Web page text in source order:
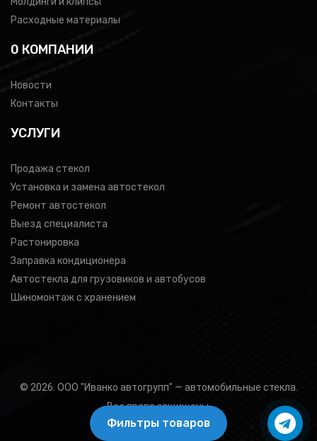
Подбор товара
Фильтры товаров
Расходные материалы
0 КОМПАНИИ
Новости
Контакты
УСЛУГИ
Продажа стекол
Установка и замена автостекол
Ремонт автостекол
Выезд специалиста
Растонировка
Заправка кондиционера
Автостекла для грузовиков и автобусов
Шиномонтаж с хранением
© 2026. ООО "Иванко автогрупп" — автомобильные стекла.
Все права защищены.